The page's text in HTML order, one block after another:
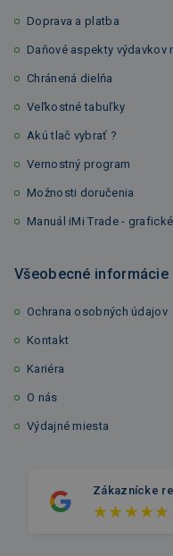
Doprava a platba
Daňové aspekty výdavkov
Chránená dielňa
Veľkostné tabuľky
Akú tlač vybrať ?
Vernostný program
Možnosti doručenia
Manuál iMi Trade -
Všeobecné informácie
Ochrana osobných údajov
Kontakt
Kariéra
O nás
Výdajné miesta
Zákaznícke